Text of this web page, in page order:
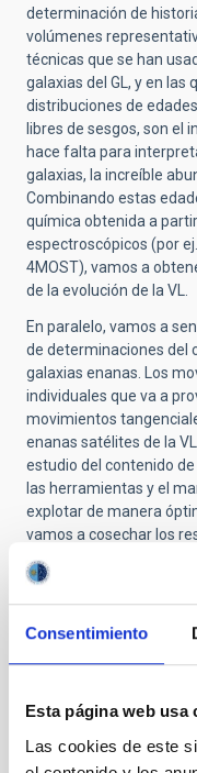
Consentimiento
Esta página web usa
Las cookies de este
determinación de
volúmenes
técnicas que se han
galaxias del GL, y en las
distribuciones de
libres de sesgos, son el
hace falta para
galaxias, la increíble
Combinando estas
química obtenida a
espectroscópicos (por ej.
4MOST), vamos a
de la evolución de la VL.
En paralelo, vamos a
de determinaciones del
galaxias enanas. Los
individuales que va a
movimientos
enanas satélites de la
estudio del contenido
las herramientas y el
explotar de manera
vamos a cosechar los
permite determinar con
forma de la distribución
cinemática estelar y del
Nuestro equipo es líder
temas propuestos,
(por ej. Fritz,
el diseño de